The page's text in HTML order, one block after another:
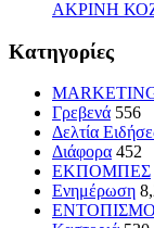
ΑΚΡΙΝΗ
Kατηγορίες
Γρεβενά 556
Δελτία
Διάφορα 452
ΕΚΠΟΜΠΕΣ
Ενημέρωση